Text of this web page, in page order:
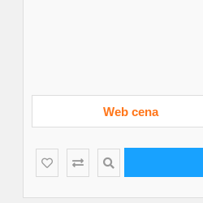
Web cena